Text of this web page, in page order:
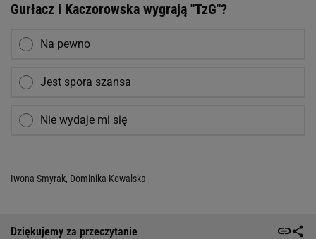
Gurłacz i Kaczorowska wygrają "TzG"?
Na pewno
Jest spora szansa
Nie wydaje mi się
Iwona Smyrak, Dominika Kowalska
Dziękujemy za przeczytanie